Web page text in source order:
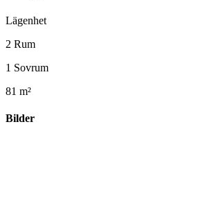
Lägenhet
2 Rum
1 Sovrum
81 m²
Bilder